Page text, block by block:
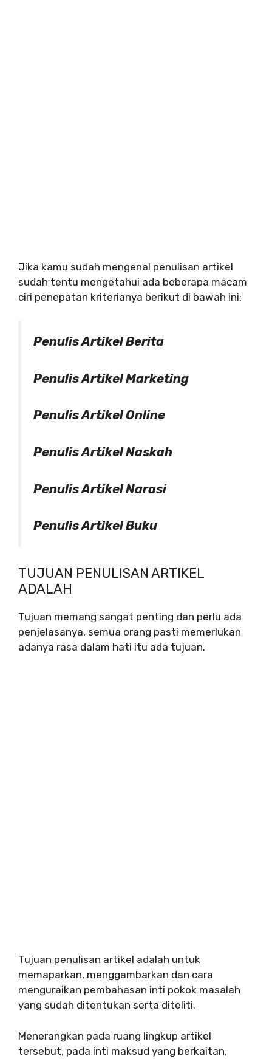
Jika kamu sudah mengenal penulisan artikel
sudah tentu mengetahui ada beberapa macam
ciri penepatan kriterianya berikut di bawah ini:
Penulis Artikel Berita
Penulis Artikel Marketing
Penulis Artikel Online
Penulis Artikel Naskah
Penulis Artikel Narasi
Penulis Artikel Buku
TUJUAN PENULISAN ARTIKEL
ADALAH
Tujuan memang sangat penting dan perlu ada
penjelasanya, semua orang pasti memerlukan
adanya rasa dalam hati itu ada tujuan.
Tujuan penulisan artikel adalah untuk
memaparkan, menggambarkan dan cara
menguraikan pembahasan inti pokok masalah
yang sudah ditentukan serta diteliti.
Menerangkan pada ruang lingkup artikel
tersebut, pada inti maksud yang berkaitan,